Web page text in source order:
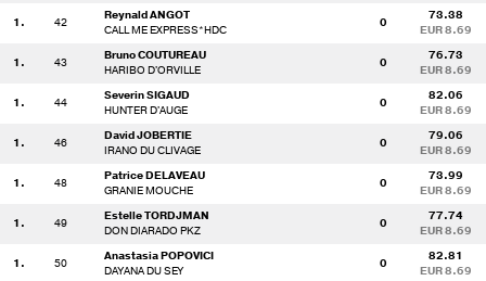
1. 42
Reynald ANGOT
CALL ME EXPRESS*HDC
0
73.38
EUR 8.69
1. 43
Bruno COUTUREAU
HARIBO D'ORVILLE
0
76.73
EUR 8.69
1. 44
Severin SIGAUD
HUNTER D'AUGE
0
82.06
EUR 8.69
1. 46
David JOBERTIE
IRANO DU CLIVAGE
0
79.06
EUR 8.69
1. 48
Patrice DELAVEAU
GRANIE MOUCHE
0
73.99
EUR 8.69
1. 49
Estelle TORDJMAN
DON DIARADO PKZ
0
77.74
EUR 8.69
1. 50
Anastasia POPOVICI
DAYANA DU SEY
0
82.81
EUR 8.69